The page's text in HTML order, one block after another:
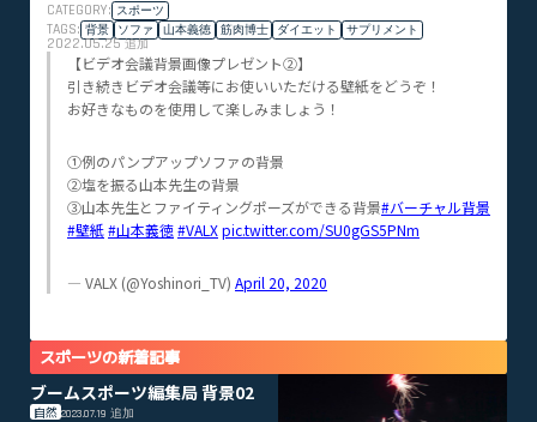
CATEGORY: スポーツ
TAGS: 背景 ソファ 山本義徳 筋肉博士 ダイエット サプリメント
2022.05.25追加
【ビデオ会議背景画像プレゼント②】
引き続きビデオ会議等にお使いいただける壁紙をどうぞ！
お好きなものを使用して楽しみましょう！
①例のパンプアップソファの背景
②塩を振る山本先生の背景
③山本先生とファイティングポーズができる背景#バーチャル背景
#壁紙#山本義徳#VALXpic.twitter.com/SU0gGS5PNm
— VALX (@Yoshinori_TV) April 20, 2020
スポーツの新着記事
ブームスポーツ編集局 背景02
自然 2023.07.19 追加